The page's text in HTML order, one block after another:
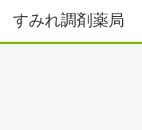
すみれ調剤薬局